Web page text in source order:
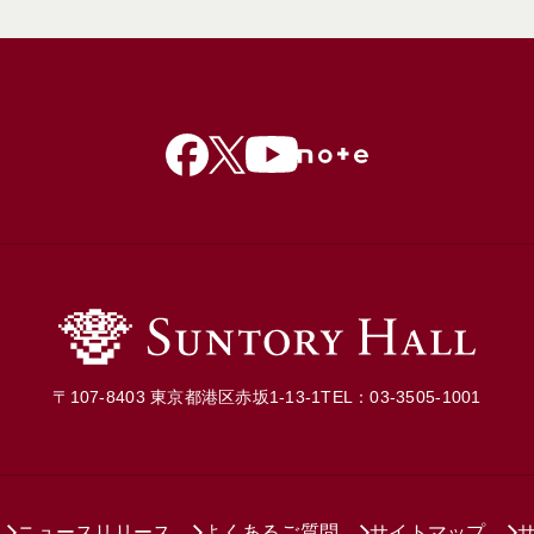
〒107-8403 東京都港区赤坂1-13-1TEL：03-3505-1001